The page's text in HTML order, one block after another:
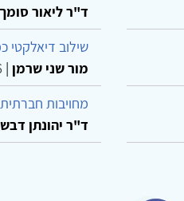
ד"ר ליאור סומך
שילוב
מור שני שרמן |
מחויבות
ד"ר יהונתן